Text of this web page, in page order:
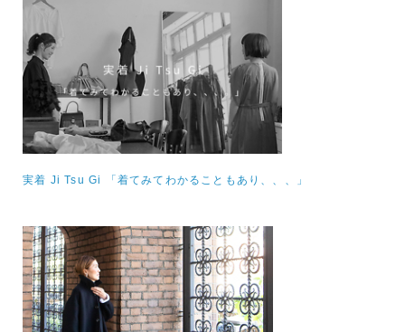
実着 Ji Tsu Gi 「着てみてわかることもあり、、、」